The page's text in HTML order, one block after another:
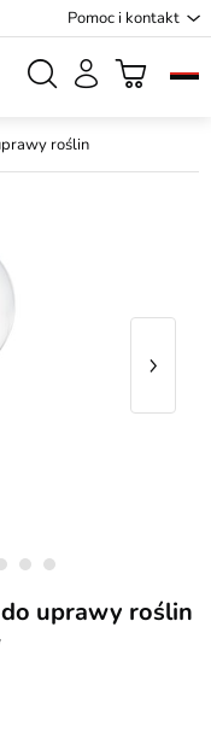
Pomoc i kontakt
roślin
uprawy roślin